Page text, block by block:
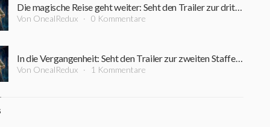
Die magische Reise geht weiter: Seht den Trailer zur dritten Staffel "A Discovery Of Witches"
Von OnealRedux 0 Kommentare
In die Vergangenheit: Seht den Trailer zur zweiten Staffel "A Discovery Of Witches"
Von OnealRedux 1 Kommentare